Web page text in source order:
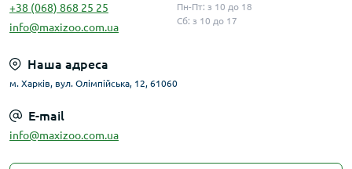
+38 (068) 868 25 25
info@maxizoo.com.ua
Пн-Пт: з 10 до 18
Сб: з 10 до 17
Наша адреса
м. Харків, вул. Олімпійська, 12, 61060
E-mail
info@maxizoo.com.ua